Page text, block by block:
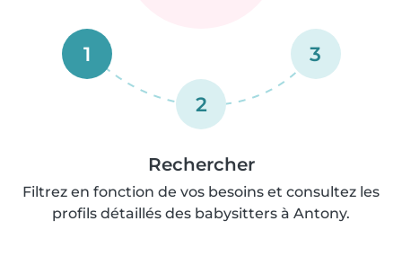
1
2
3
Rechercher
Filtrez en fonction de vos besoins et consultez les
profils détaillés des babysitters à Antony.